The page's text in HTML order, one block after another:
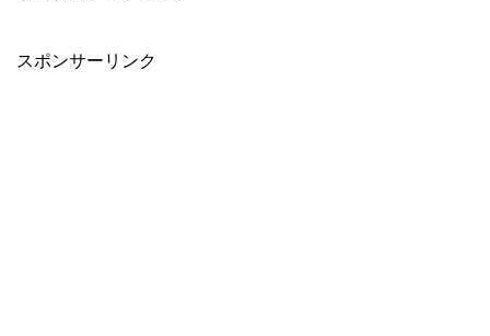
スポンサーリンク